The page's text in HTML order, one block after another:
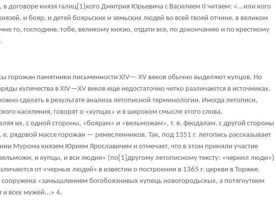
в договоре князя галиц [1] кого Дмитрия Юрьевича с Василием II читаем: «...или кого
и бояр, и детей боярьских и земьских людей во всей твоей отчине, в великом
то, господине, тобе, великому князю, отдати все, по докончанию и по крестному
.
горожан памятники письменности XIV— XV веков обычно выделяют купцов. Но
купечества в XIV—XV веков еще недостаточно четко различаются в источниках.
сделать в результате анализа летописной терминологии. Иногда летописи,
населения, говорят о «купцах» и в широком смысле этого слова,
их, с одной стороны, «боярам» и «вельможам», т. е. феодалам, с другой стороны
рядовой массе горожан — ремесленников. Так, под 1351 г. летопись рассказывает
Мурома князем Юрием Ярославичем и отмечает, что в этом приняли участие
и купцы, и вси людие» (по [1] другому летописному тексту: «чернил люди»)
от «черных людей» в известии о построении в 1365 г. церкви в Торжке.
«замышлением богобоязнивых купець новогородьскых, а потягнутием
всех мужей...» 4.